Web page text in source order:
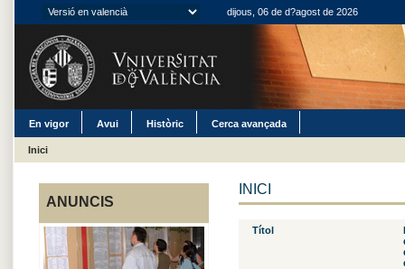
dijous, 06 de d?agost de 2026
En vigor Avui Històric Cerca avançada
Inici
ANUNCIS
INICI
Títol